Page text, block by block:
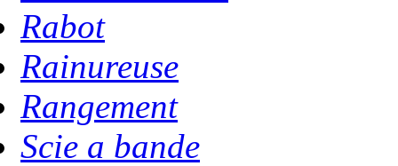
Rabot
Rainureuse
Rangement
Scie a bande